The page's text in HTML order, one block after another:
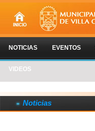
NOTICIAS EVENTOS
VIDEOS
Noticias